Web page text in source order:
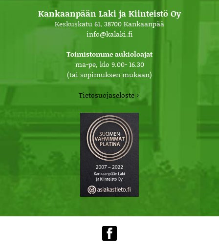
Kankaanpään Laki ja Kiinteistö Oy
Keskuskatu 61, 38700 Kankaanpää
info@kalaki.fi
Toimistomme aukioloajat
ma-pe, klo 9.00- 16.30
(tai sopimuksen mukaan)
Tietosuojaseloste ›